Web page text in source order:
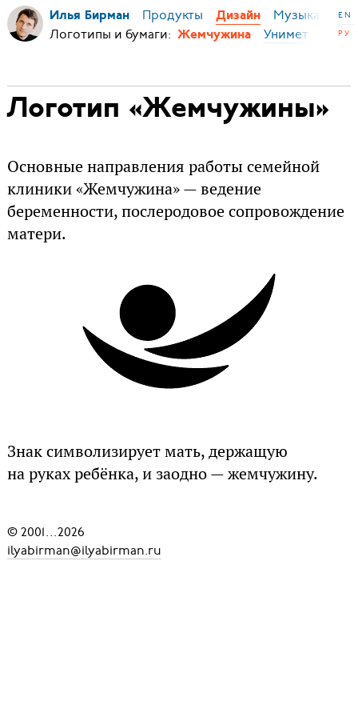
Илья Бирман Продукты Дизайн Музыка
EN
РУ
Логотипы и бумаги: Жемчужина Унимет
Логотип «Жемчужины»
Основные направления работы семейной
клиники «Жемчужина» — ведение
беременности, послеродовое сопровождение
матери.
Знак символизирует мать, держащую
на руках ребёнка, и заодно — жемчужину.
© 2001...2026
ilyabirman@ilyabirman.ru